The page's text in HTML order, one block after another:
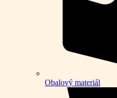
Obalový materiál